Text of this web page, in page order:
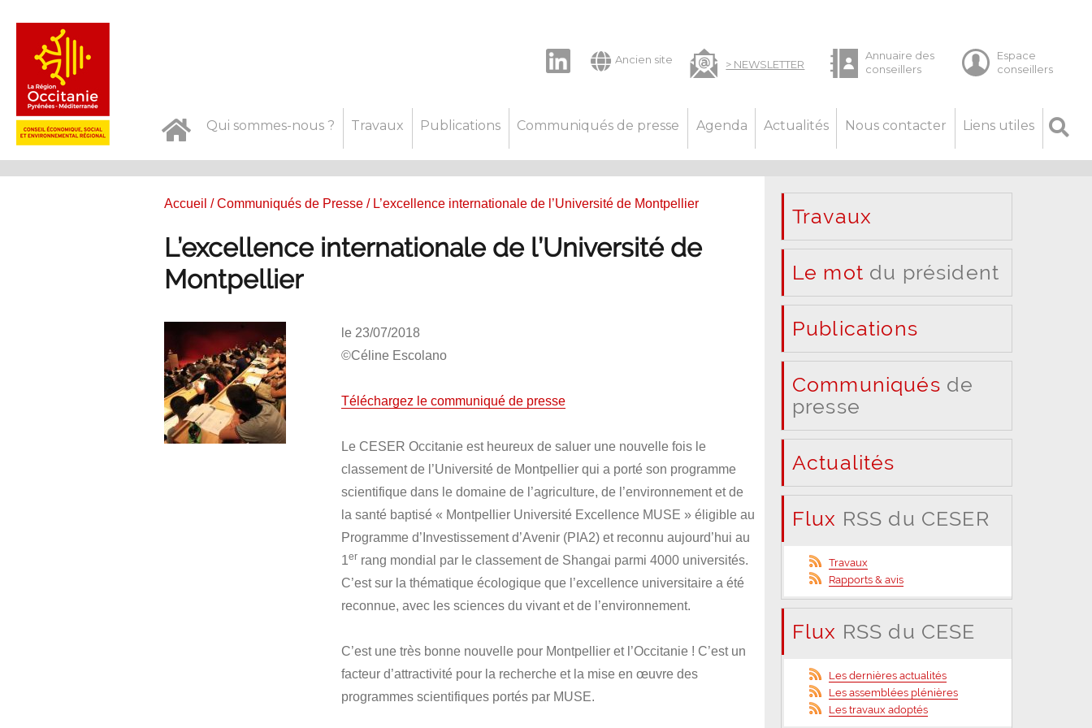
Ancien site
Qui sommes-nous ? Travaux Publications Communiqués de presse Agenda Actualités Nous contacter Liens utiles
Accueil /Communiqués de Presse/ L’excellence internationale de l’Université de Montpellier
L’excellence internationale de l’Université de
Montpellier
le 23/07/2018
©Céline Escolano
Téléchargez le communiqué de presse
Le CESER Occitanie est heureux de saluer une nouvelle fois le
classement de l’Université de Montpellier qui a porté son programme
scientifique dans le domaine de l’agriculture, de l’environnement et de
la santé baptisé « Montpellier Université Excellence MUSE » éligible au
Programme d’Investissement d’Avenir (PIA2) et reconnu aujourd’hui au
1er rang mondial par le classement de Shangai parmi 4000 universités.
C’est sur la thématique écologique que l’excellence universitaire a été
reconnue, avec les sciences du vivant et de l’environnement.
C’est une très bonne nouvelle pour Montpellier et l’Occitanie ! C’est un
facteur d’attractivité pour la recherche et la mise en œuvre des
programmes scientifiques portés par MUSE.
Travaux
Le mot du président
Publications
Communiqués de
presse
Actualités
Flux RSS du CESER
Travaux
Rapports & avis
Flux RSS du CESE
Les dernières actualités
Les assemblées plénières
Les travaux adoptés